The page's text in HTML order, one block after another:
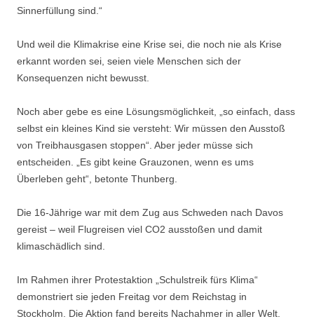
Sinnerfüllung sind.“
Und weil die Klimakrise eine Krise sei, die noch nie als Krise
erkannt worden sei, seien viele Menschen sich der
Konsequenzen nicht bewusst.
Noch aber gebe es eine Lösungsmöglichkeit, „so einfach, dass
selbst ein kleines Kind sie versteht: Wir müssen den Ausstoß
von Treibhausgasen stoppen“. Aber jeder müsse sich
entscheiden. „Es gibt keine Grauzonen, wenn es ums
Überleben geht“, betonte Thunberg.
Die 16-Jährige war mit dem Zug aus Schweden nach Davos
gereist – weil Flugreisen viel CO2 ausstoßen und damit
klimaschädlich sind.
Im Rahmen ihrer Protestaktion „Schulstreik fürs Klima“
demonstriert sie jeden Freitag vor dem Reichstag in
Stockholm. Die Aktion fand bereits Nachahmer in aller Welt.